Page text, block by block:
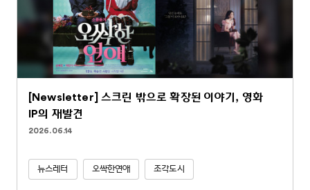
[Newsletter] 스크린 밖으로 확장된 이야기, 영화
IP의 재발견
2026.06.14
뉴스레터 오싹한연애 조각도시